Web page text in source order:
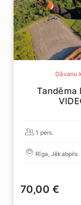
Dāvanu
Tandēma
1 pers.
Rīga, Jēkabpils
70,00 €